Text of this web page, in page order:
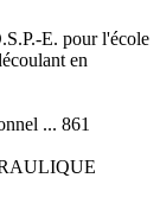
E. pour l'école
en
... 861